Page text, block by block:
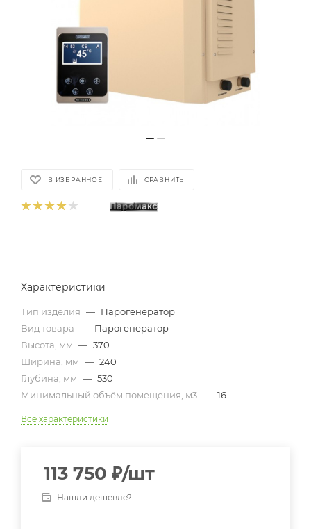
В ИЗБРАННОЕ СРАВНИТЬ
Характеристики
Тип изделия — Парогенератор
Вид товара — Парогенератор
Высота, мм — 370
Ширина, мм — 240
Глубина, мм — 530
Минимальный объём помещения, м3 — 16
Все характеристики
113 750 ₽/шт
Нашли дешевле?